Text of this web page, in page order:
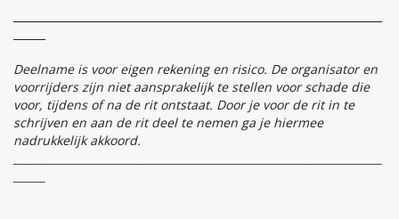
Deelname is voor eigen rekening en risico. De organisator en
voorrijders zijn niet aansprakelijk te stellen voor schade die
voor, tijdens of na de rit ontstaat. Door je voor de rit in te
schrijven en aan de rit deel te nemen ga je hiermee
nadrukkelijk akkoord.